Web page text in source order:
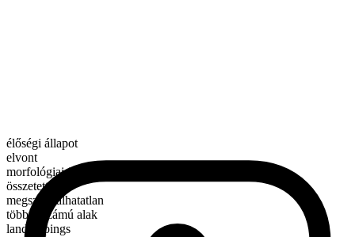
élőségi állapot
elvont
morfológiai összetétel
összetett
megszámlálhatatlan
többes számú alak
landscapings